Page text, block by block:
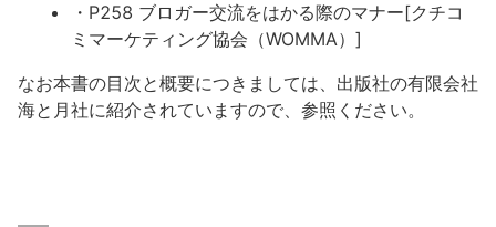
・P258 ブロガー交流をはかる際のマナー[クチコ
ミマーケティング協会（WOMMA）]
なお本書の目次と概要につきましては、出版社の有限会社
海と月社に紹介されていますので、参照ください。